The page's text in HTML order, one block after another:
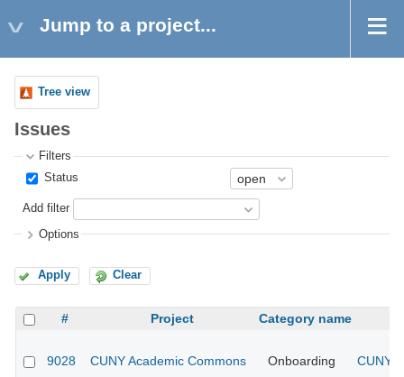
Jump to a project...
Tree view
Issues
Filters
Status
Add filter
Options
Apply Clear
# Project Category name
9028 CUNY Academic Commons Onboarding CUNY